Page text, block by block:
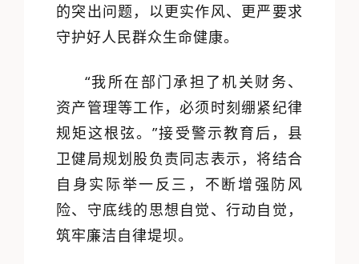
的突出问题，以更实作风、更严要求
守护好人民群众生命健康。
“我所在部门承担了机关财务、
资产管理等工作，必须时刻绷紧纪律
规矩这根弦。”接受警示教育后，县
卫健局规划股负责同志表示，将结合
自身实际举一反三，不断增强防风
险、守底线的思想自觉、行动自觉，
筑牢廉洁自律堤坝。